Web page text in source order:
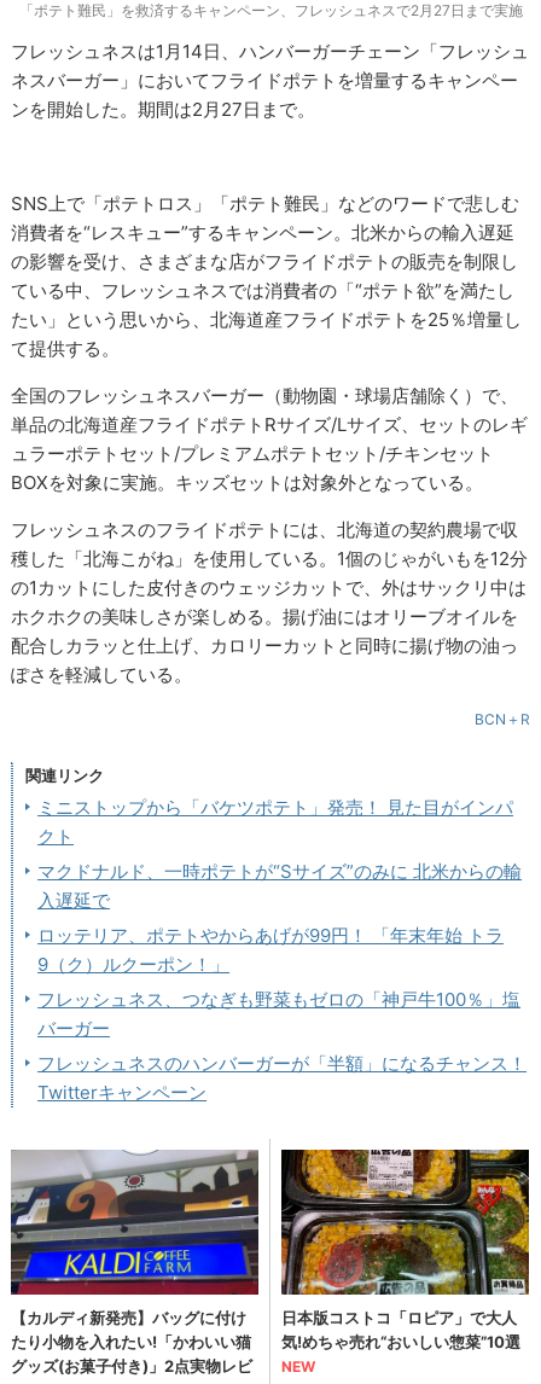
「ポテト難民」を救済するキャンペーン、フレッシュネスで2月27日まで実施
フレッシュネスは1月14日、ハンバーガーチェーン「フレッシュ
ネスバーガー」においてフライドポテトを増量するキャンペー
ンを開始した。期間は2月27日まで。
SNS上で「ポテトロス」「ポテト難民」などのワードで悲しむ
消費者を“レスキュー”するキャンペーン。北米からの輸入遅延
の影響を受け、さまざまな店がフライドポテトの販売を制限し
ている中、フレッシュネスでは消費者の「“ポテト欲”を満たし
たい」という思いから、北海道産フライドポテトを25％増量し
て提供する。
全国のフレッシュネスバーガー（動物園・球場店舗除く）で、
単品の北海道産フライドポテトRサイズ/Lサイズ、セットのレギ
ュラーポテトセット/プレミアムポテトセット/チキンセット
BOXを対象に実施。キッズセットは対象外となっている。
フレッシュネスのフライドポテトには、北海道の契約農場で収
穫した「北海こがね」を使用している。1個のじゃがいもを12分
の1カットにした皮付きのウェッジカットで、外はサックリ中は
ホクホクの美味しさが楽しめる。揚げ油にはオリーブオイルを
配合しカラッと仕上げ、カロリーカットと同時に揚げ物の油っ
ぽさを軽減している。
BCN＋R
関連リンク
ミニストップから「バケツポテト」発売！ 見た目がインパ
クト
マクドナルド、一時ポテトが“Sサイズ”のみに 北米からの輸
入遅延で
ロッテリア、ポテトやからあげが99円！ 「年末年始 トラ
9（ク）ルクーポン！」
フレッシュネス、つなぎも野菜もゼロの「神戸牛100％」塩
バーガー
フレッシュネスのハンバーガーが「半額」になるチャンス！
Twitterキャンペーン